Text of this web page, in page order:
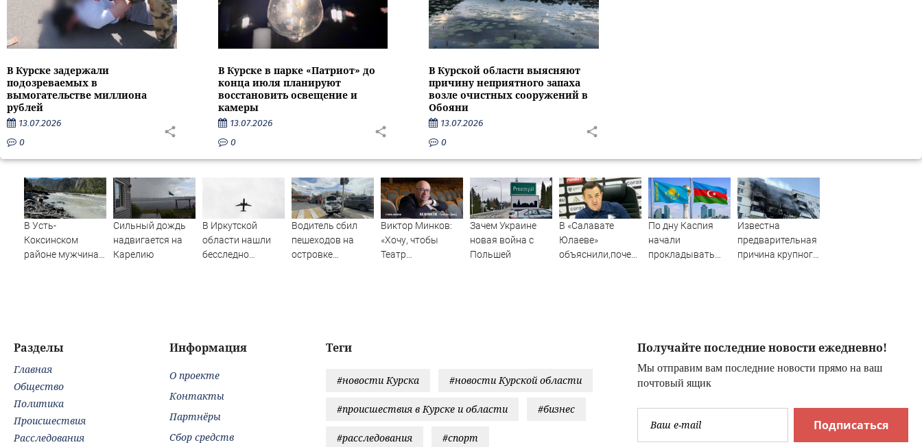
В Курске задержали
подозреваемых в
вымогательстве миллиона
рублей
13.07.2026
0
В Курске в парке «Патриот» до
конца июля планируют
восстановить освещение и
камеры
13.07.2026
0
В Курской области выясняют
причину неприятного запаха
возле очистных сооружений в
Обояни
13.07.2026
0
В Усть-
Коксинском
районе мужчина
Сильный дождь
надвигается на
Карелию
В Иркутской
области нашли
бесследно
Водитель сбил
пешеходов на
островке
Виктор Минков:
«Хочу, чтобы
Театр
Зачем Украине
новая война с
Польшей
В «Салавате
Юлаеве»
объяснили,почему
По дну Каспия
начали
прокладывать
Известна
предварительная
причина крупного
Получайте последние новости ежедневно!
Мы отправим вам последние новости прямо на ваш
почтовый ящик
Подписаться
Теги
#новости Курска #новости Курской области
#происшествия в Курске и области #бизнес
#расследования #спорт
Разделы
Главная
Общество
Политика
Происшествия
Расследования
Информация
О проекте
Контакты
Партнёры
Сбор средств